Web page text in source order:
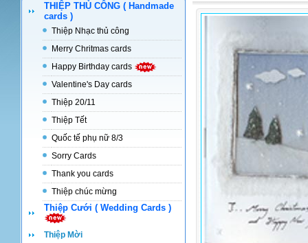
THIỆP THỦ CÔNG ( Handmade
cards )
Thiệp Nhạc thủ công
Merry Chritmas cards
Happy Birthday cards
Valentine's Day cards
Thiệp 20/11
Thiệp Tết
Quốc tế phụ nữ 8/3
Sorry Cards
Thank you cards
Thiệp chúc mừng
Thiệp Cưới ( Wedding Cards )
Thiệp Mời